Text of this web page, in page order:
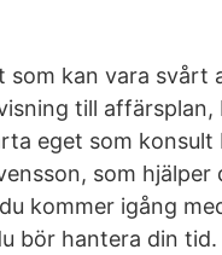
kan vara svårt
till affärsplan,
eget som
som
kommer igång
bör hantera din